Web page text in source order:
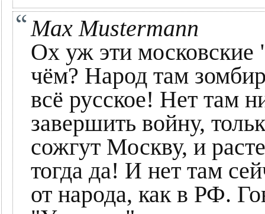
Max Mustermann
Ох уж эти
чём? Народ там
всё русское! Нет там
завершить войну,
сожгут Москву, и
тогда да! И нет там
от народа, как в РФ.